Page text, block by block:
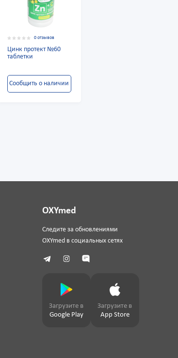
0 отзывов
Цинк протект №60
таблетки
Сообщить о наличии
OXYmed
Следите за обновлениями
OXYmed в социальных сетях
Загрузите в
Google Play
Загрузите в
App Store